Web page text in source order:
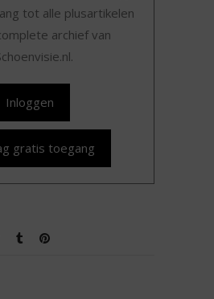
tot alle plusartikelen
archief van
Inloggen
gratis toegang